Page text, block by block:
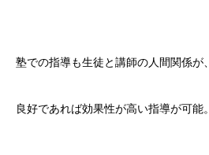
塾での指導も生徒と講師の人間関係が、
良好であれば効果性が高い指導が可能。